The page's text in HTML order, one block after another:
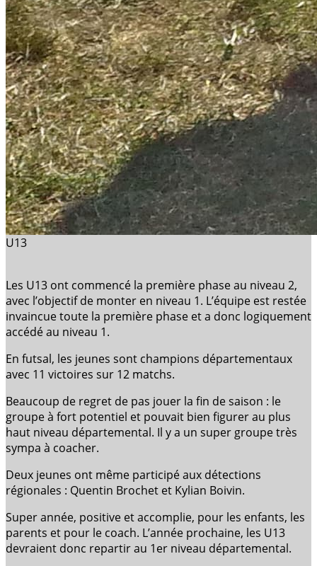
U13
Les U13 ont commencé la première phase au niveau 2,
avec l’objectif de monter en niveau 1. L’équipe est restée
invaincue toute la première phase et a donc logiquement
accédé au niveau 1.
En futsal, les jeunes sont champions départementaux
avec 11 victoires sur 12 matchs.
Beaucoup de regret de pas jouer la fin de saison : le
groupe à fort potentiel et pouvait bien figurer au plus
haut niveau départemental. Il y a un super groupe très
sympa à coacher.
Deux jeunes ont même participé aux détections
régionales : Quentin Brochet et Kylian Boivin.
Super année, positive et accomplie, pour les enfants, les
parents et pour le coach. L’année prochaine, les U13
devraient donc repartir au 1er niveau départemental.